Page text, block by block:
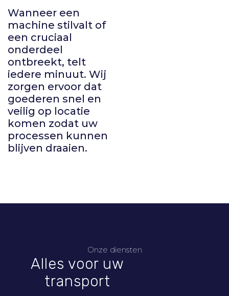
Wanneer een
machine stilvalt of
een cruciaal
onderdeel
ontbreekt, telt
iedere minuut. Wij
zorgen ervoor dat
goederen snel en
veilig op locatie
komen zodat uw
processen kunnen
blijven draaien.
Onze diensten
Alles voor uw
transport